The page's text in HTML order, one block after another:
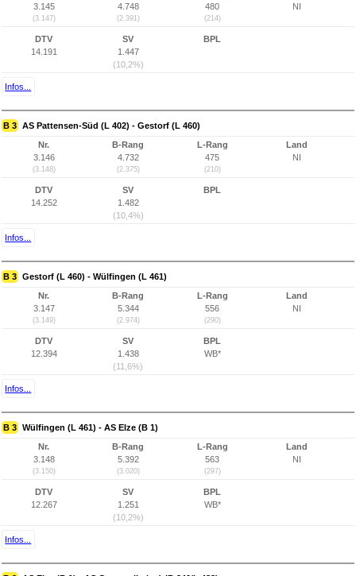
3.145
(3.147)
4.748
(2.391)
480
(214)
NI
DTV
14.191
SV
1.447
(10,2%)
BPL
Infos...
B 3 AS Pattensen-Süd (L 402) - Gestorf (L 460)
Nr.
3.146
(3.148)
B-Rang
4.732
(2.375)
L-Rang
475
(210)
Land
NI
DTV
14.252
SV
1.482
(10,4%)
BPL
Infos...
B 3 Gestorf (L 460) - Wülfingen (L 461)
Nr.
3.147
(3.149)
B-Rang
5.344
(2.974)
L-Rang
556
(290)
Land
NI
DTV
12.394
SV
1.438
(11,6%)
BPL
WB*
Infos...
B 3 Wülfingen (L 461) - AS Elze (B 1)
Nr.
3.148
(3.150)
B-Rang
5.392
(3.020)
L-Rang
563
(297)
Land
NI
DTV
12.267
SV
1.251
(10,2%)
BPL
WB*
Infos...